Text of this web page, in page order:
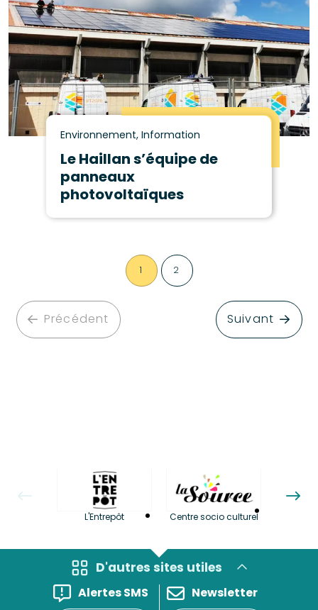
Environnement, Information
Le Haillan s’équipe de
panneaux
photovoltaïques
Précédent
1 2
Suivant
L'Entrepôt Centre socio culturel
D'autres sites utiles
Alertes SMS
Newsletter